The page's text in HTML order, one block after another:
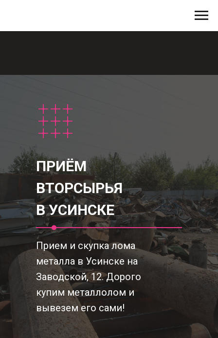
ПРИЁМ
ВТОРСЫРЬЯ
В УСИНСКЕ
Прием и скупка лома
металла в Усинске на
Заводской, 12. Дорого
купим металлолом и
вывезем его сами!